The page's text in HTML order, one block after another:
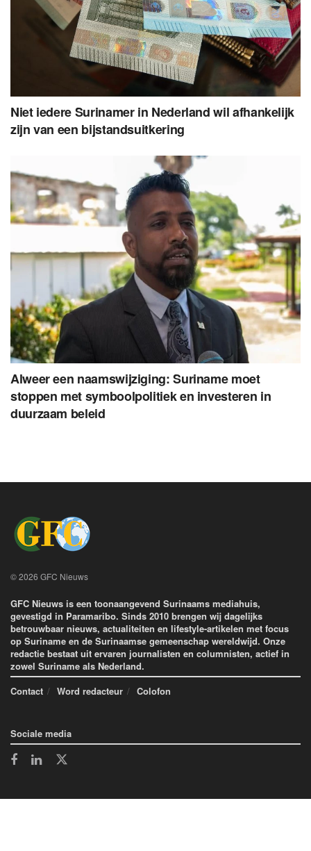
Niet iedere Surinamer in Nederland wil afhankelijk
zijn van een bijstandsuitkering
Alweer een naamswijziging: Suriname moet
stoppen met symboolpolitiek en investeren in
duurzaam beleid
© 2026 GFC Nieuws
GFC Nieuws is een toonaangevend Surinaams mediahuis,
gevestigd in Paramaribo. Sinds 2010 brengen wij dagelijks
betrouwbaar nieuws, actualiteiten en lifestyle-artikelen met focus
op Suriname en de Surinaamse gemeenschap wereldwijd. Onze
redactie bestaat uit ervaren journalisten en columnisten, actief in
zowel Suriname als Nederland.
Contact
Word redacteur Colofon
Sociale media